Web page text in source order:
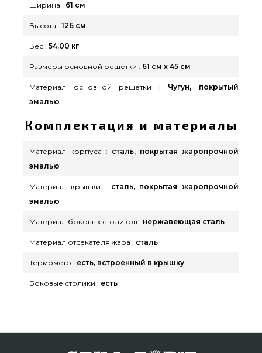
Ширина : 61 см
Высота : 126 см
Вес : 54.00 кг
Размеры основной решетки : 61 см х 45 см
Материал основной решетки :
Чугун, покрытый
эмалью
Комплектация и материалы
Материал корпуса : сталь, покрытая жаропрочной
эмалью
Материал крышки :
сталь, покрытая жаропрочной
эмалью
Материал боковых столиков : нержавеющая сталь
Материал отсекателя жара : сталь
Термометр : есть, встроенный в крышку
Боковые столики : есть